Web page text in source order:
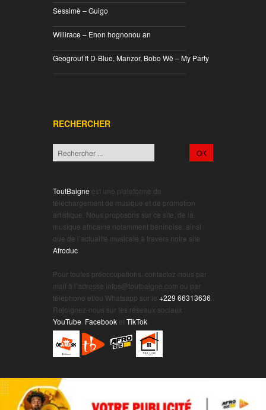
Sessimè – Guigo
Willirace – Enon hognonou an
Geogrouf ft D-Blue, Manzor, Bobo Wê – My Party
RECHERCHER
ToutBaigne est une plateforme de
téléchargement de musique et de promotion
artistique. Nous proposons sur ce site, de la
musique africaine notamment béninoise, ainsi
que de l’actualité musicale à travers notre site
Afroduc
Pour toutes préoccupations, contactez-nous par
mail à l’adresse infos@toutbaigne.com ou par
téléphone et/ou Whatsapp sur le +229 66313636
Rejoignez-nous sur les réseaux sociaux :
YouTube Facebook etTikTok